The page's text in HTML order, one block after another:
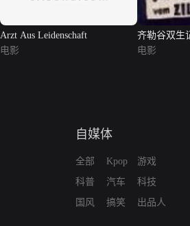
Arzt Aus Leidenschaft
电影
齐勒谷双生
电影
自媒体
全部
科普
国风
Kpop
汽车
搞笑
游戏
科技
出品人